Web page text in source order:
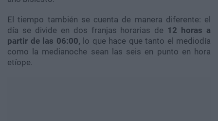
El tiempo también se cuenta de manera diferente: el
día se divide en dos franjas horarias de 12 horas a
partir de las 06:00, lo que hace que tanto el mediodía
como la medianoche sean las seis en punto en hora
etíope.